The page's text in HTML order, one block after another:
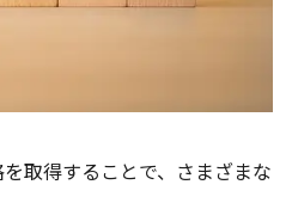
取得することで、さまざまな